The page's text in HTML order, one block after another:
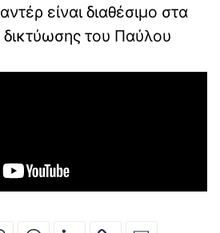
είναι διαθέσιμο στα
του Παύλου